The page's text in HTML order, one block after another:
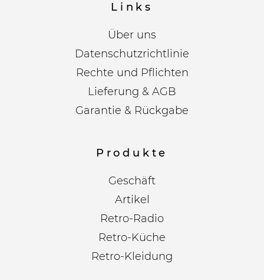
Links
Über uns
Datenschutzrichtlinie
Rechte und Pflichten
Lieferung & AGB
Garantie & Rückgabe
Produkte
Geschäft
Artikel
Retro-Radio
Retro-Küche
Retro-Kleidung